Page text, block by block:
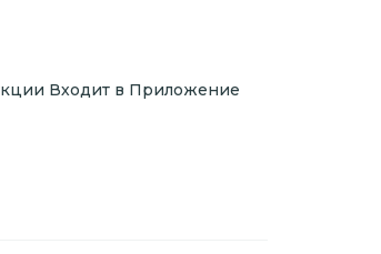
Входит в Приложение